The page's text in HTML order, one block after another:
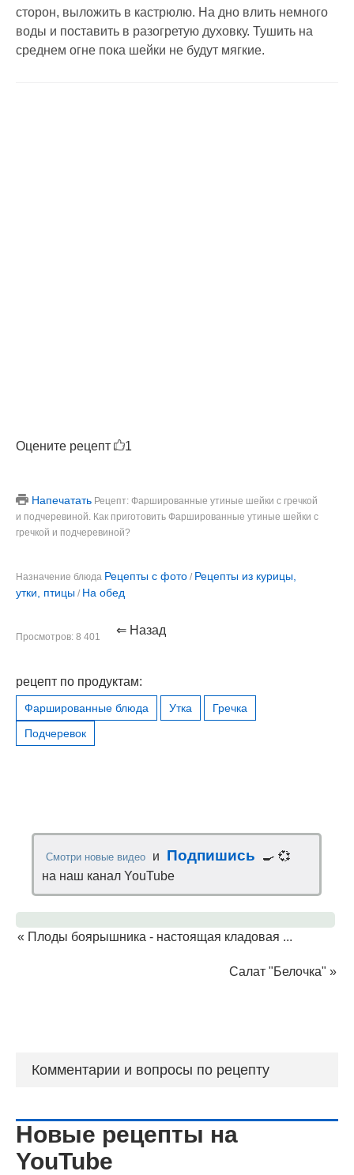
сторон, выложить в кастрюлю. На дно влить немного
воды и поставить в разогретую духовку. Тушить на
среднем огне пока шейки не будут мягкие.
Оцените рецепт 1
Напечатать Рецепт: Фаршированные утиные шейки с гречкой
и подчеревиной. Как приготовить Фаршированные утиные шейки с
гречкой и подчеревиной?
Назначение блюда Рецепты с фото / Рецепты из курицы,
утки, птицы / На обед
Просмотров: 8 401 ⇐ Назад
рецепт по продуктам:
Фаршированные блюда Утка
Гречка
Подчеревок
Смотри новые видео и Подпишись
🍳 💞
на наш канал YouTube
« Плоды боярышника - настоящая кладовая ...
Салат "Белочка" »
Комментарии и вопросы по рецепту
Новые рецепты на
YouTube